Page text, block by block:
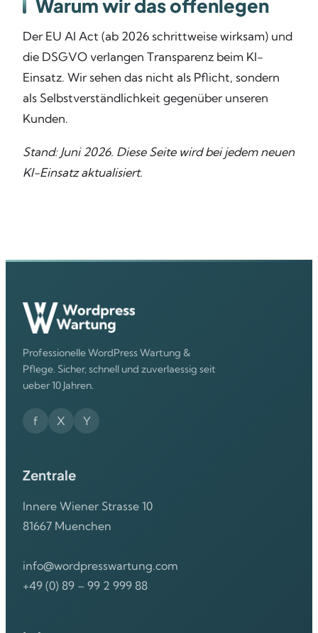
Warum wir das offenlegen
Der EU AI Act (ab 2026 schrittweise wirksam) und
die DSGVO verlangen Transparenz beim KI-
Einsatz. Wir sehen das nicht als Pflicht, sondern
als Selbstverständlichkeit gegenüber unseren
Kunden.
Stand: Juni 2026. Diese Seite wird bei jedem neuen
KI-Einsatz aktualisiert.
Professionelle WordPress Wartung &
Pflege. Sicher, schnell und zuverlaessig seit
ueber 10 Jahren.
f X Y
Zentrale
Innere Wiener Strasse 10
81667 Muenchen
info@wordpresswartung.com
+49 (0) 89 – 99 2 999 88